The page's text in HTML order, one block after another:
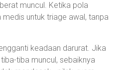
muncul. Ketika pola
untuk triage awal, tanpa
keadaan darurat. Jika
tiba muncul, sebaiknya